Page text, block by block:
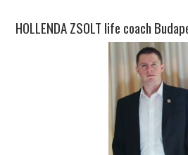
HOLLENDA ZSOLT life coach